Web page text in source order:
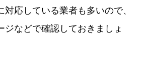
対応している業者も多いので、
ジなどで確認しておきましょ